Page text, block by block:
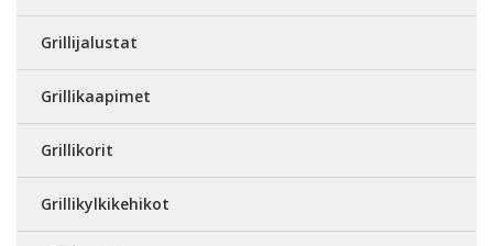
Grillijalustat
Grillikaapimet
Grillikorit
Grillikylkikehikot